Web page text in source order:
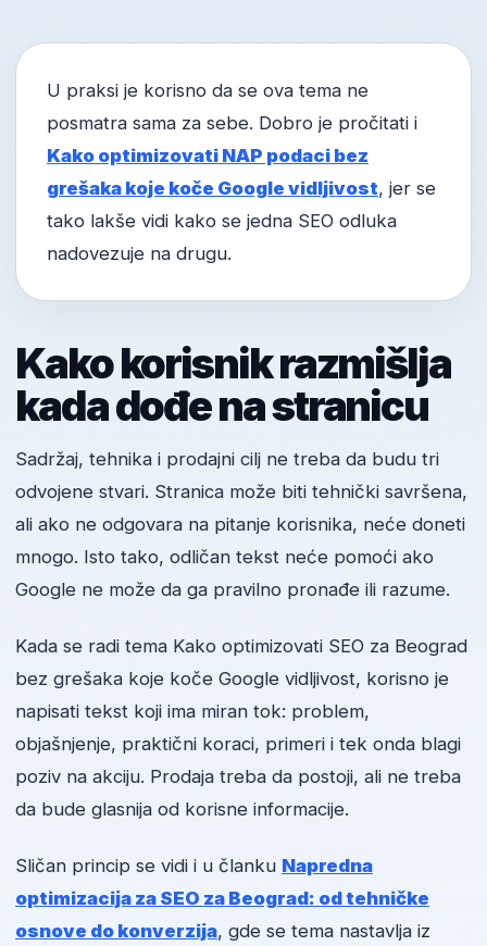
U praksi je korisno da se ova tema ne
posmatra sama za sebe. Dobro je pročitati i
Kako optimizovati NAP podaci bez
grešaka koje koče Google vidljivost, jer se
tako lakše vidi kako se jedna SEO odluka
nadovezuje na drugu.
Kako korisnik razmišlja
kada dođe na stranicu
Sadržaj, tehnika i prodajni cilj ne treba da budu tri
odvojene stvari. Stranica može biti tehnički savršena,
ali ako ne odgovara na pitanje korisnika, neće doneti
mnogo. Isto tako, odličan tekst neće pomoći ako
Google ne može da ga pravilno pronađe ili razume.
Kada se radi tema Kako optimizovati SEO za Beograd
bez grešaka koje koče Google vidljivost, korisno je
napisati tekst koji ima miran tok: problem,
objašnjenje, praktični koraci, primeri i tek onda blagi
poziv na akciju. Prodaja treba da postoji, ali ne treba
da bude glasnija od korisne informacije.
Sličan princip se vidi i u članku Napredna
optimizacija za SEO za Beograd: od tehničke
osnove do konverzija, gde se tema nastavlja iz